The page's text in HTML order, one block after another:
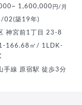
~ 1,600,000 円/月
02(築19年)
神宮前1丁目 23-8
166.68㎡/ 1LDK-
手線 原宿駅 徒歩3分